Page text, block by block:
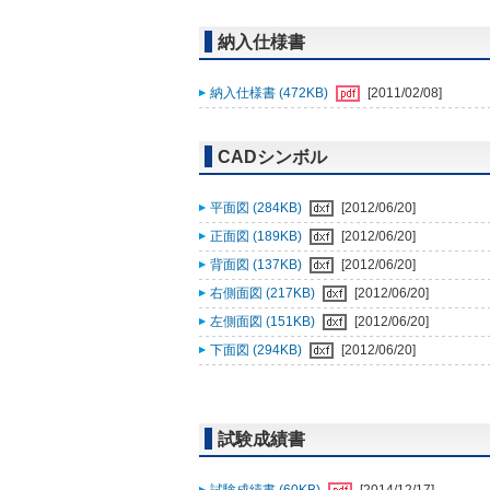
納入仕様書
納入仕様書 (472KB) [2011/02/08]
CADシンボル
平面図 (284KB)
[2012/06/20]
正面図 (189KB)
[2012/06/20]
背面図 (137KB)
[2012/06/20]
右側面図 (217KB)
[2012/06/20]
左側面図 (151KB)
[2012/06/20]
下面図 (294KB)
[2012/06/20]
試験成績書